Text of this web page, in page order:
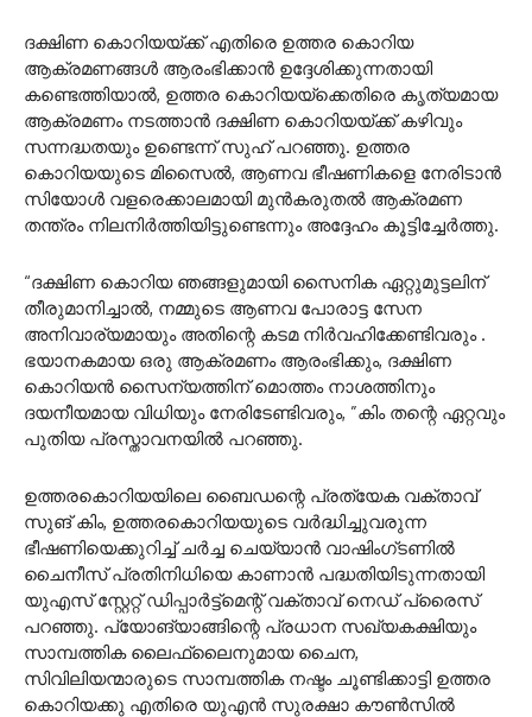
ദക്ഷിണ കൊറിയയ്ക്ക് എതിരെ ഉത്തര കൊറിയ
ആക്രമണങ്ങൾ ആരംഭിക്കാൻ ഉദ്ദേശിക്കുന്നതായി
കണ്ടെത്തിയാൽ, ഉത്തര കൊറിയയ്‌ക്കെതിരെ കൃത്യമായ
ആക്രമണം നടത്താൻ ദക്ഷിണ കൊറിയയ്ക്ക് കഴിവും
സന്നദ്ധതയും ഉണ്ടെന്ന് സുഹ് പറഞ്ഞു. ഉത്തര
കൊറിയയുടെ മിസൈൽ, ആണവ ഭീഷണികളെ നേരിടാൻ
സിയോൾ വളരെക്കാലമായി മുൻകരുതൽ ആക്രമണ
തന്ത്രം നിലനിർത്തിയിട്ടുണ്ടെന്നും അദ്ദേഹം കൂട്ടിച്ചേർത്തു.
“ദക്ഷിണ കൊറിയ ഞങ്ങളുമായി സൈനിക ഏറ്റുമുട്ടലിന്
തീരുമാനിച്ചാൽ, നമ്മുടെ ആണവ പോരാട്ട സേന
അനിവാര്യമായും അതിന്റെ കടമ നിർവഹിക്കേണ്ടിവരും .
ഭയാനകമായ ഒരു ആക്രമണം ആരംഭിക്കും, ദക്ഷിണ
കൊറിയൻ സൈന്യത്തിന് മൊത്തം നാശത്തിനും
ദയനീയമായ വിധിയും നേരിടേണ്ടിവരും, ”കിം തന്റെ ഏറ്റവും
പുതിയ പ്രസ്താവനയിൽ പറഞ്ഞു.
ഉത്തരകൊറിയയിലെ ബൈഡന്റെ പ്രത്യേക വക്താവ്
സുങ് കിം, ഉത്തരകൊറിയയുടെ വർദ്ധിച്ചുവരുന്ന
ഭീഷണിയെക്കുറിച്ച് ചർച്ച ചെയ്യാൻ വാഷിംഗ്ടണിൽ
ചൈനീസ് പ്രതിനിധിയെ കാണാൻ പദ്ധതിയിടുന്നതായി
യുഎസ് സ്റ്റേറ്റ് ഡിപ്പാർട്ട്മെന്റ് വക്താവ് നെഡ് പ്രൈസ്
പറഞ്ഞു. പ്യോങ്‌യാങ്ങിന്റെ പ്രധാന സഖ്യകക്ഷിയും
സാമ്പത്തിക ലൈഫ്‌ലൈനുമായ ചൈന,
സിവിലിയന്മാരുടെ സാമ്പത്തിക നഷ്ടം ചൂണ്ടിക്കാട്ടി ഉത്തര
കൊറിയക്കു എതിരെ യുഎൻ സുരക്ഷാ കൗൺസിൽ